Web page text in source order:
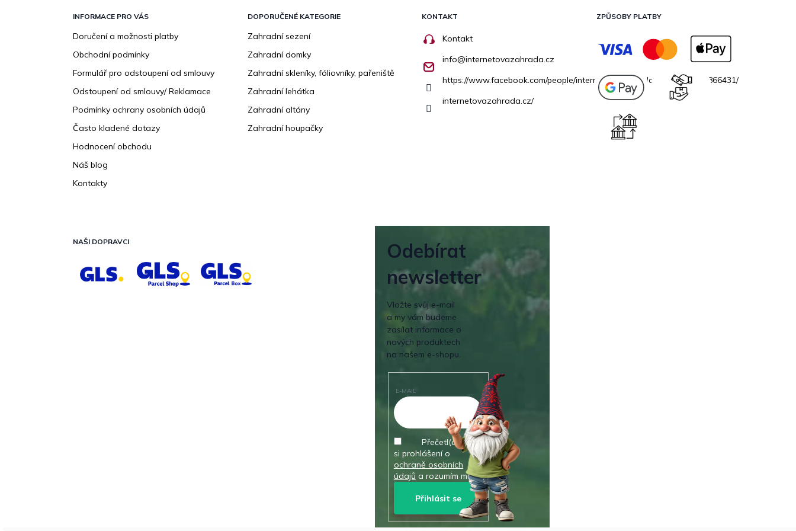
INFORMACE PRO VÁS
Doručení a možnosti platby
Obchodní podmínky
Formulář pro odstoupení od smlouvy
Odstoupení od smlouvy/ Reklamace
Podmínky ochrany osobních údajů
Často kladené dotazy
Hodnocení obchodu
Náš blog
Kontakty
DOPORUČENÉ KATEGORIE
Zahradní sezení
Zahradní domky
Zahradní skleníky, fóliovníky, pařeniště
Zahradní lehátka
Zahradní altány
Zahradní houpačky
KONTAKT
Kontakt
info@internetovazahrada.cz
https://www.facebook.com/people/internetovazahradacz/100069706866431/
internetovazahrada.cz/
ZPŮSOBY PLATBY
NAŠI DOPRAVCI
Odebírat
newsletter
Vložte svůj e-mail
a my vám budeme
zasílat informace o
nových produktech
na našem e-shopu.
E-MAIL
Přečetl(a) jsem
si prohlášení o
ochraně osobních
údajů a rozumím mu.
Přihlásit se